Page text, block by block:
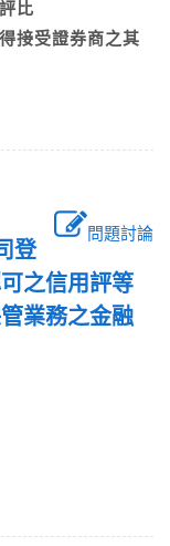
比
接受證券商之其
問題討論
登
之信用評等
業務之金融